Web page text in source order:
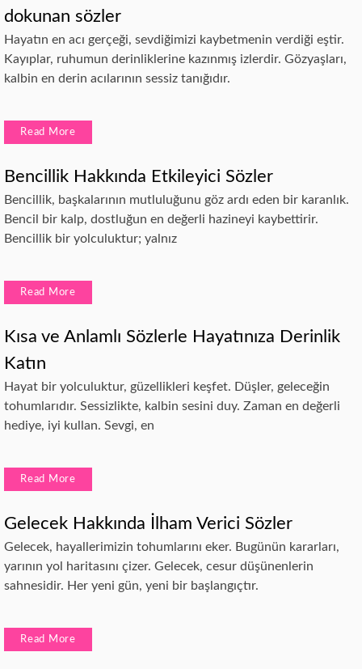
dokunan sözler
Hayatın en acı gerçeği, sevdiğimizi kaybetmenin verdiği eştir.
Kayıplar, ruhumun derinliklerine kazınmış izlerdir. Gözyaşları,
kalbin en derin acılarının sessiz tanığıdır.
Read More
Bencillik Hakkında Etkileyici Sözler
Bencillik, başkalarının mutluluğunu göz ardı eden bir karanlık.
Bencil bir kalp, dostluğun en değerli hazineyi kaybettirir.
Bencillik bir yolculuktur; yalnız
Read More
Kısa ve Anlamlı Sözlerle Hayatınıza Derinlik
Katın
Hayat bir yolculuktur, güzellikleri keşfet. Düşler, geleceğin
tohumlarıdır. Sessizlikte, kalbin sesini duy. Zaman en değerli
hediye, iyi kullan. Sevgi, en
Read More
Gelecek Hakkında İlham Verici Sözler
Gelecek, hayallerimizin tohumlarını eker. Bugünün kararları,
yarının yol haritasını çizer. Gelecek, cesur düşünenlerin
sahnesidir. Her yeni gün, yeni bir başlangıçtır.
Read More